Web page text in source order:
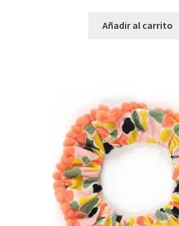
Añadir al carrito